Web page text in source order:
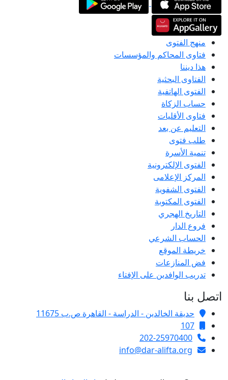
منهج الفتوى
فتاوى المحاكم والمؤسسات
هذا ديننا
الفتاوى البحثية
الفتوى الهاتفية
حساب الزكاة
فتاوى الأقليات
التعليم عن بعد
طلب فتوى
تنمية الأسرة
الفتوى الإلكترونية
المركز الإعلامى
الفتوى الشفوية
الفتوى المكتوبة
التاريخ الهجري
فروع الدار
الحساب الشرعي
خريطة الموقع
فض المنازعات
تدريب الوافدين على الإفتاء
اتصل بنا
حديقة الخالدين - الدراسة - القاهرة ص.ب 11675
107
202-25970400
info@dar-alifta.org